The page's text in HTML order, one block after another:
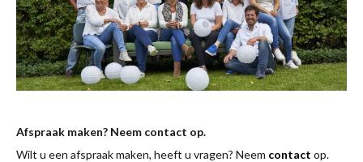
Afspraak maken? Neem contact op.
Wilt u een afspraak maken, heeft u vragen? Neem contact op.